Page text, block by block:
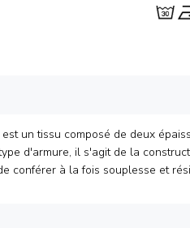
un tissu composé de deux
d'armure, il s'agit de la
conférer à la fois souplesse et